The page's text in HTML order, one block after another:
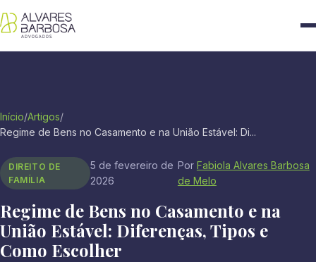
Início/Artigos/
Regime de Bens no Casamento e na União Estável: Di...
DIREITO DE
FAMÍLIA
5 de fevereiro de
2026
Por Fabiola Alvares Barbosa
de Melo
Regime de Bens no Casamento e na
União Estável: Diferenças, Tipos e
Como Escolher